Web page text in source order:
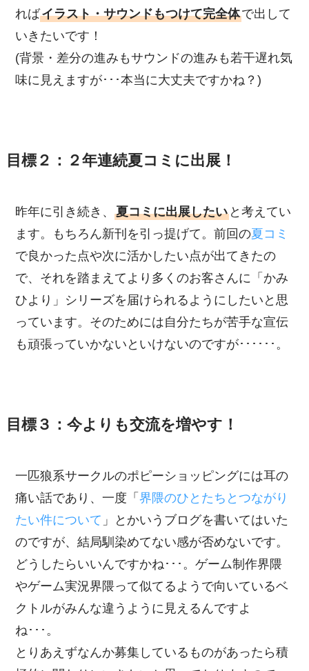
ればイラスト・サウンドもつけて完全体で出して
いきたいです！
(背景・差分の進みもサウンドの進みも若干遅れ気
味に見えますが･･･本当に大丈夫ですかね？)
目標２：２年連続夏コミに出展！
昨年に引き続き、夏コミに出展したい と考えてい
ます。もちろん新刊を引っ提げて。前回の夏コミ
で良かった点や次に活かしたい点が出てきたの
で、それを踏まえてより多くのお客さんに「かみ
ひより」シリーズを届けられるようにしたいと思
っています。そのためには自分たちが苦手な宣伝
も頑張っていかないといけないのですが･･････。
目標３：今よりも交流を増やす！
一匹狼系サークルのポピーショッピングには耳の
痛い話であり、一度「界隈のひとたちとつながり
たい件について 」とかいうブログを書いてはいた
のですが、結局馴染めてない感が否めないです。
どうしたらいいんですかね･･･。ゲーム制作界隈
やゲーム実況界隈って似てるようで向いているベ
クトルがみんな違うように見えるんですよ
ね･･･。
とりあえずなんか募集しているものがあったら積